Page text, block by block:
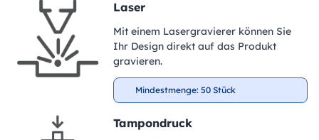
Laser
Mit einem Lasergravierer können Sie
Ihr Design direkt auf das Produkt
gravieren.
Mindestmenge: 50 Stück
Tampondruck